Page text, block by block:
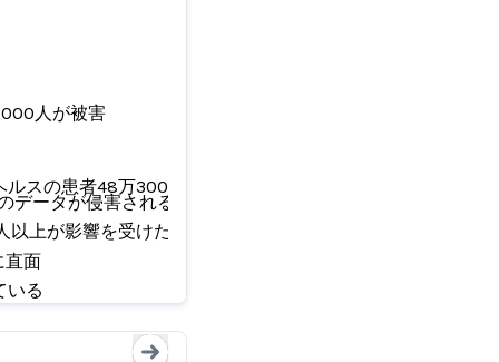
人が被害
スの患者48万3000人のデータが流出
データが侵害される
以上が影響を受けた
直面
いる
せ 2025年5